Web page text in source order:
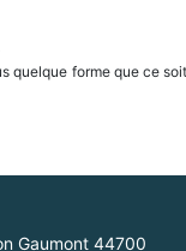
quelque forme que ce
Gaumont 44700